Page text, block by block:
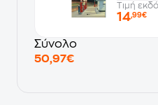
Τιμή
14,99€
Σύνολο
50,97€